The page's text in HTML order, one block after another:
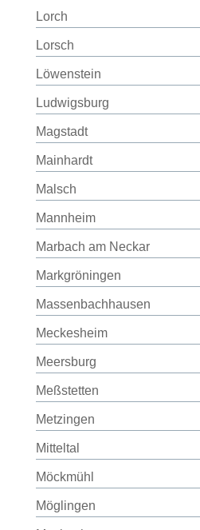
Lorch
Lorsch
Löwenstein
Ludwigsburg
Magstadt
Mainhardt
Malsch
Mannheim
Marbach am Neckar
Markgröningen
Massenbachhausen
Meckesheim
Meersburg
Meßstetten
Metzingen
Mitteltal
Möckmühl
Möglingen